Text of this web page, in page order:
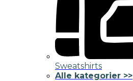
Sweatshirts
Alle kategorier >>